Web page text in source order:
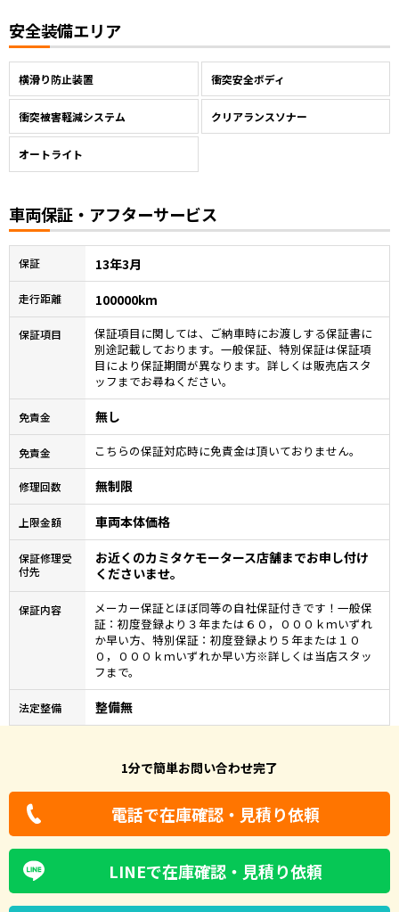
安全装備エリア
横滑り防止装置 衝突安全ボディ
衝突被害軽減システム クリアランスソナー
オートライト
車両保証・アフターサービス
保証 13年3月
走行距離 100000km
保証項目
保証項目に関しては、ご納車時にお渡しする保証書に
別途記載しております。一般保証、特別保証は保証項
目により保証期間が異なります。詳しくは販売店スタ
ッフまでお尋ねください。
免責金 無し
免責金 こちらの保証対応時に免責金は頂いておりません。
修理回数 無制限
上限金額 車両本体価格
保証修理受
付先
お近くのカミタケモータース店舗までお申し付け
くださいませ。
保証内容
メーカー保証とほぼ同等の自社保証付きです！一般保
証：初度登録より３年または６０，０００ｋｍいずれ
か早い方、特別保証：初度登録より５年または１０
０，０００ｋｍいずれか早い方※詳しくは当店スタッ
フまで。
法定整備 整備無
1分で簡単お問い合わせ完了
電話で在庫確認・見積り依頼
LINEで在庫確認・見積り依頼